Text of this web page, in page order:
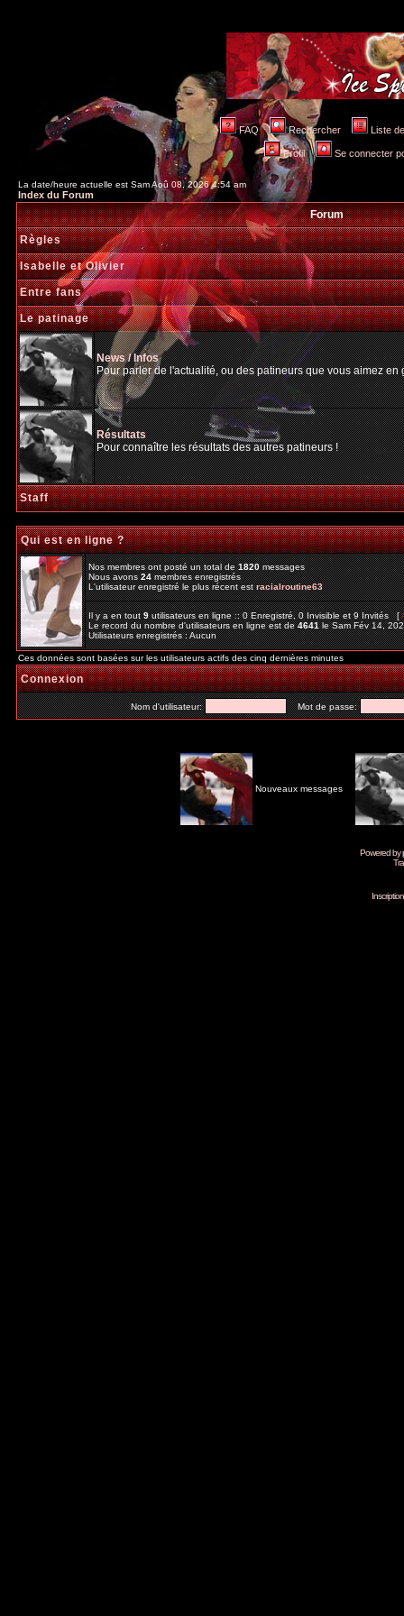
FAQ Rechercher Liste
Profil Se connecter
La date/heure actuelle est Sam Aoû 08, 2026 4:54 am
Index du Forum
Forum
Règles
Isabelle et Olivier
Entre fans
Le patinage
News / Infos
Pour parler de l'actualité, ou des patineurs que vous aimez
Résultats
Pour connaître les résultats des autres patineurs !
Staff
Qui est en ligne ?
Nos membres ont posté un total de1820messages
Nous avons24membres enregistrés
L'utilisateur enregistré le plus récent estracialroutine63
Il y a en tout9utilisateurs en ligne :: 0 Enregistré, 0 Invisible et 9 Invités [
Le record du nombre d'utilisateurs en ligne est de4641le Sam Fév 14,
Utilisateurs enregistrés : Aucun
Ces données sont basées sur les utilisateurs actifs des cinq dernières minutes
Connexion
Nom d'utilisateur: Mot de passe:
Nouveaux messages
Powered by